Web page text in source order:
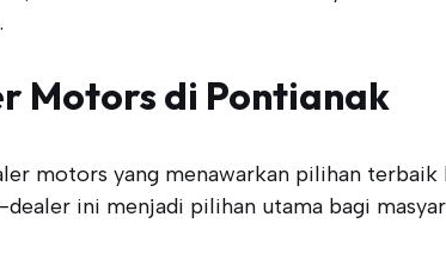
Motors di Pontianak
motors yang menawarkan pilihan
ini menjadi pilihan utama bagi